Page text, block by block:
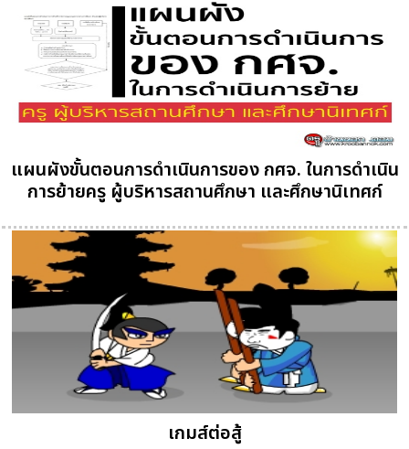
แผนผังขั้นตอนการดำเนินการของ กศจ. ในการดำเนิน
การย้ายครู ผู้บริหารสถานศึกษา และศึกษานิเทศก์
เกมส์ต่อสู้